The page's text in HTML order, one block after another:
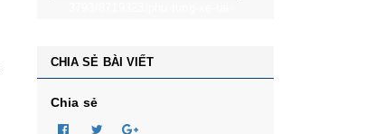
dongben-870kg-dongben-
650kg-dongben-x30.html
CHIA SẺ BÀI VIẾT
Chia sẻ